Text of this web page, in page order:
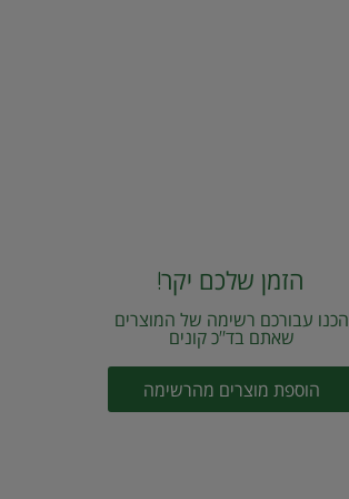
הזמן שלכם יקר!
הכנו עבורכם רשימה של המוצרים
שאתם בד"כ קונים
הוספת מוצרים מהרשימה